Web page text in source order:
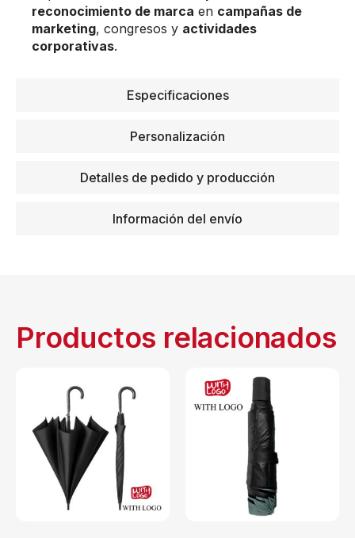
Especificaciones
Personalización
Detalles de pedido y producción
Información del envío
reconocimiento de marca en campañas de
marketing, congresos y actividades
corporativas.
Productos relacionados